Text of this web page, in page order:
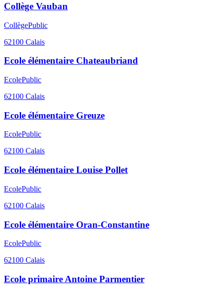
Collège Vauban
CollègePublic
62100 Calais
Ecole élémentaire Chateaubriand
EcolePublic
62100 Calais
Ecole élémentaire Greuze
EcolePublic
62100 Calais
Ecole élémentaire Louise Pollet
EcolePublic
62100 Calais
Ecole élémentaire Oran-Constantine
EcolePublic
62100 Calais
Ecole primaire Antoine Parmentier